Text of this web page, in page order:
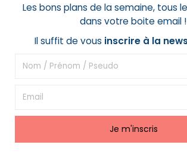
Les bons plans de la semaine, tous
dans votre boite email !
Il suffit de vous inscrire à la